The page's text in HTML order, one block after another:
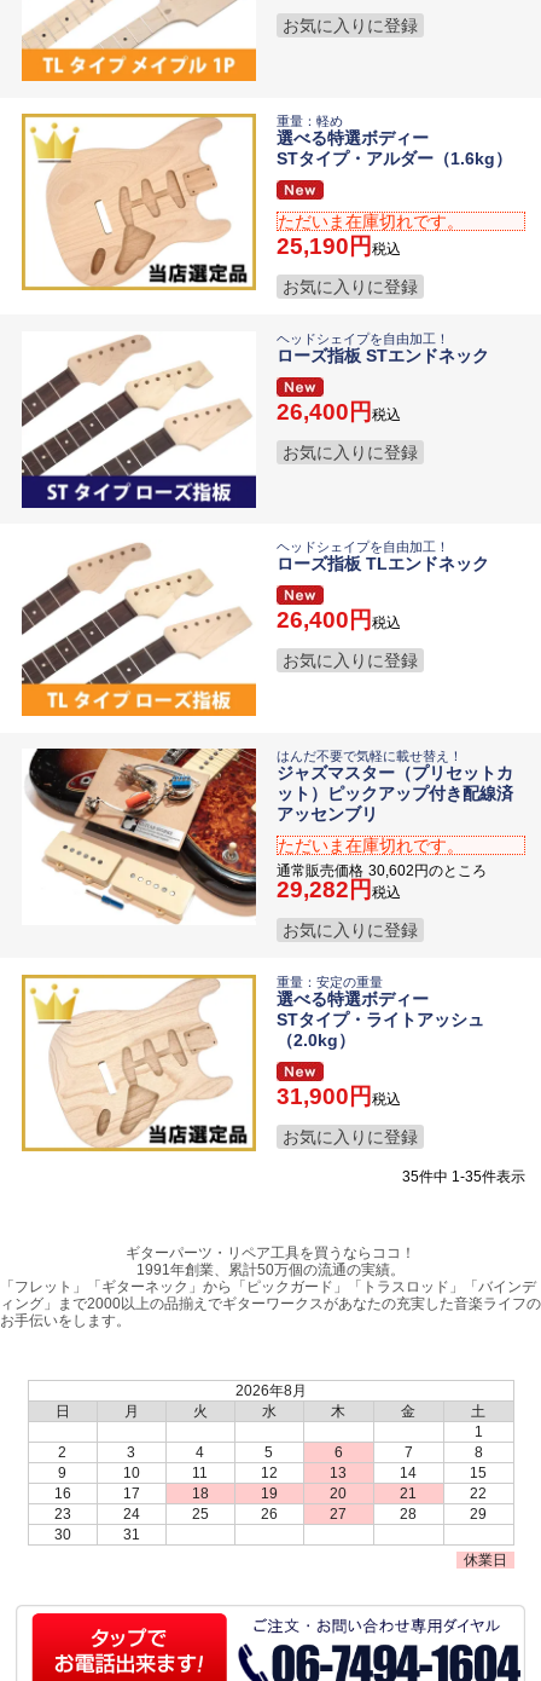
お気に入りに登録
重量：軽め
選べる特選ボディー
STタイプ・アルダー（1.6kg）
ただいま在庫切れです。
25,190 税込
お気に入りに登録
ヘッドシェイプを自由加工！
ローズ指板 STエンドネック
26,400 税込
お気に入りに登録
ヘッドシェイプを自由加工！
ローズ指板 TLエンドネック
26,400 税込
お気に入りに登録
はんだ不要で気軽に載せ替え！
ジャズマスター（プリセットカ
ット）ピックアップ付き配線済
アッセンブリ
ただいま在庫切れです。
通常販売価格 30,602 のところ
29,282 税込
お気に入りに登録
重量：安定の重量
選べる特選ボディー
STタイプ・ライトアッシュ
（2.0kg）
31,900 税込
お気に入りに登録
35件中 1-35件表示
ギターパーツ・リペア工具を買うならココ！
1991年創業、累計50万個の流通の実績。
「フレット」「ギターネック」から「ピックガード」「トラスロッド」「バインデ
ィング」まで2000以上の品揃えでギターワークスがあなたの充実した音楽ライフの
お手伝いをします。
2026年8月
日
月 火 水 木 金
土
1
2
3 4 5 6 7
8
9
10 11 12 13 14
15
16
17 18 19 20 21
22
23
24 25 26 27 28
29
30
31
休業日